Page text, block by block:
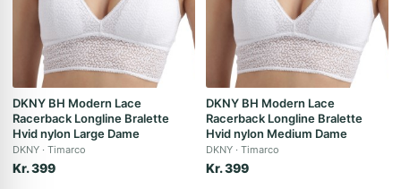
DKNY BH Modern Lace
Racerback Longline Bralette
Hvid nylon Large Dame
DKNY Timarco
Kr. 399
DKNY BH Modern Lace
Racerback Longline Bralette
Hvid nylon Medium Dame
DKNY Timarco
Kr. 399